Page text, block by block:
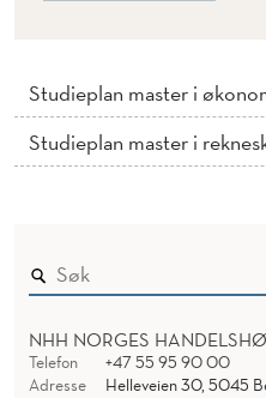
Studieplan master i
Studieplan master i
NHH NORGES
Telefon
+47 55 95 90 00
Adresse
Helleveien 30, 5045